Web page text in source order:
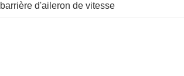
d'aileron de vitesse